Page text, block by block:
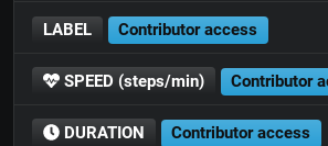
LABEL Contributor access
SPEED (steps/min) Contributor
DURATION Contributor access